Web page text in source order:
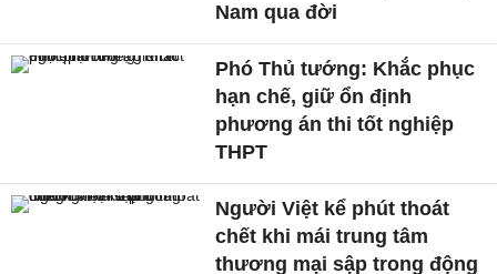
Nam qua đời
Phó Thủ tướng: Khắc phục
hạn chế, giữ ổn định
phương án thi tốt nghiệp
THPT
Người Việt kể phút thoát
chết khi mái trung tâm
thương mại sập trong động